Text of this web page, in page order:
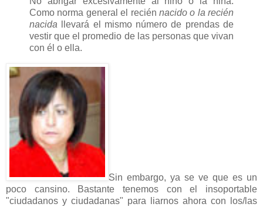
Como norma general el recién nacido o la recién
nacida llevará el mismo número de prendas de
vestir que el promedio de las personas que vivan
con él o ella.
Sin embargo, ya se ve que es un
poco cansino. Bastante tenemos con el insoportable
"ciudadanos y ciudadanas" para liarnos ahora con los/las